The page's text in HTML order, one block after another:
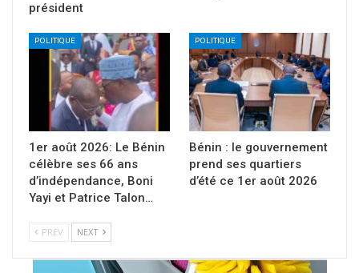
président
POLITIQUE
1er août 2026: Le Bénin
célèbre ses 66 ans
d’indépendance, Boni
Yayi et Patrice Talon…
POLITIQUE
Bénin : le gouvernement
prend ses quartiers
d’été ce 1er août 2026
PREV NEXT